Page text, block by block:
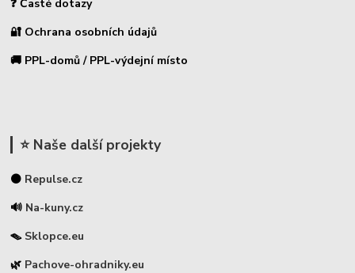
❓ Časté dotazy
🔐 Ochrana osobních údajů
🚚 PPL-domů / PPL-výdejní místo
⭐ Naše další projekty
⚫ Repulse.cz
🔊 Na-kuny.cz
🪤 Sklopce.eu
🌿 Pachove-ohradniky.eu